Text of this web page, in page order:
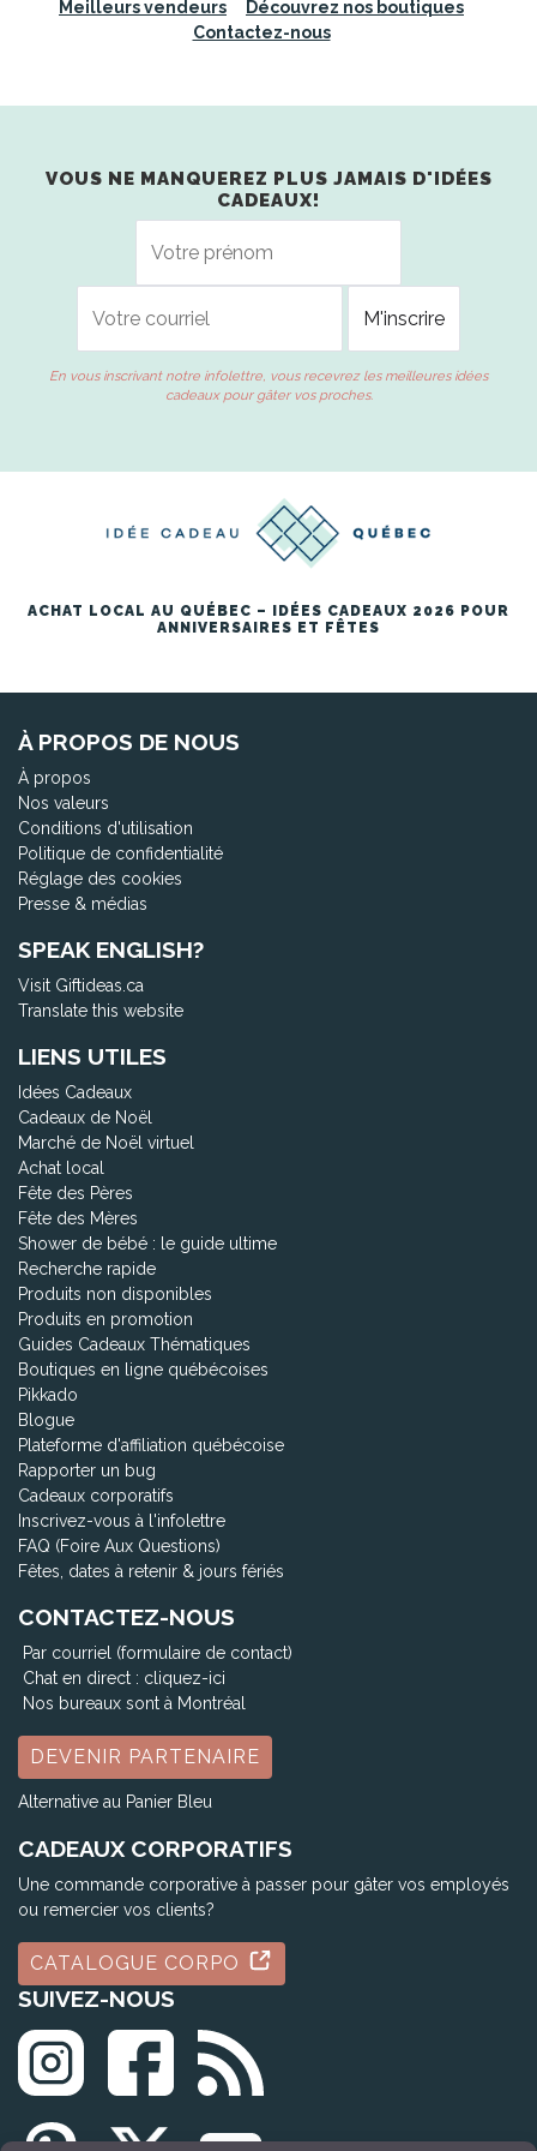
Meilleurs vendeurs
Découvrez nos boutiques
Contactez-nous
VOUS NE MANQUEREZ PLUS JAMAIS D'IDÉES
CADEAUX!
En vous inscrivant notre infolettre, vous recevrez les meilleures idées
cadeaux pour gâter vos proches.
ACHAT LOCAL AU QUÉBEC – IDÉES CADEAUX 2026 POUR
ANNIVERSAIRES ET FÊTES
À PROPOS DE NOUS
À propos
Nos valeurs
Conditions d'utilisation
Politique de confidentialité
Réglage des cookies
Presse & médias
SPEAK ENGLISH?
Visit Giftideas.ca
Translate this website
LIENS UTILES
Idées Cadeaux
Cadeaux de Noël
Marché de Noël virtuel
Achat local
Fête des Pères
Fête des Mères
Shower de bébé : le guide ultime
Recherche rapide
Produits non disponibles
Produits en promotion
Guides Cadeaux Thématiques
Boutiques en ligne québécoises
Pikkado
Blogue
Plateforme d'affiliation québécoise
Rapporter un bug
Cadeaux corporatifs
Inscrivez-vous à l'infolettre
FAQ (Foire Aux Questions)
Fêtes, dates à retenir & jours fériés
CONTACTEZ-NOUS
Par courriel (formulaire de contact)
Chat en direct : cliquez-ici
Nos bureaux sont à Montréal
DEVENIR PARTENAIRE
Alternative au Panier Bleu
CADEAUX CORPORATIFS
Une commande corporative à passer pour gâter vos employés
ou remercier vos clients?
CATALOGUE CORPO
SUIVEZ-NOUS